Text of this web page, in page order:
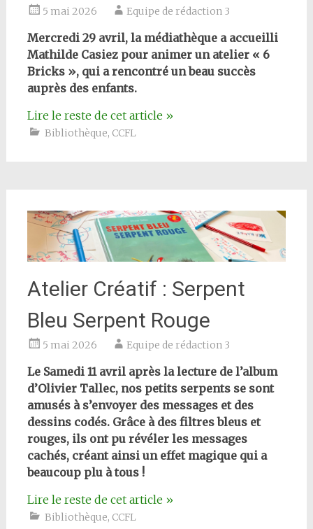
5 mai 2026 Equipe de rédaction 3
Mercredi 29 avril, la médiathèque a accueilli
Mathilde Casiez pour animer un atelier « 6
Bricks », qui a rencontré un beau succès
auprès des enfants.
Lire le reste de cet article »
Bibliothèque, CCFL
Atelier Créatif : Serpent
Bleu Serpent Rouge
5 mai 2026 Equipe de rédaction 3
Le Samedi 11 avril après la lecture de l’album
d’Olivier Tallec, nos petits serpents se sont
amusés à s’envoyer des messages et des
dessins codés. Grâce à des filtres bleus et
rouges, ils ont pu révéler les messages
cachés, créant ainsi un effet magique qui a
beaucoup plu à tous !
Lire le reste de cet article »
Bibliothèque, CCFL